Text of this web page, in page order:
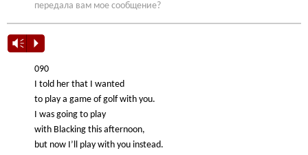
передала вам мое сообщение?
Vm P
090
I told her that I wanted
to play a game of golf with you.
I was going to play
with Blacking this afternoon,
but now I’ll play with you instead.